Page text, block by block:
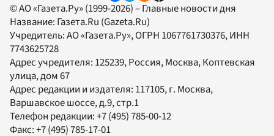
© АО «Газета.Ру» (1999-2026) – Главные новости дня
Название: Газета.Ru (Gazeta.Ru)
Учредитель:АО «Газета.Ру», ОГРН 1067761730376, ИНН
7743625728
Адрес учредителя: 125239, Россия, Москва, Коптевская
улица, дом 67
Адрес редакции и издателя: 117105, г. Москва,
Варшавское шоссе, д.9, стр.1
Телефон редакции:+7 (495) 785-00-12
Факс:+7 (495) 785-17-01